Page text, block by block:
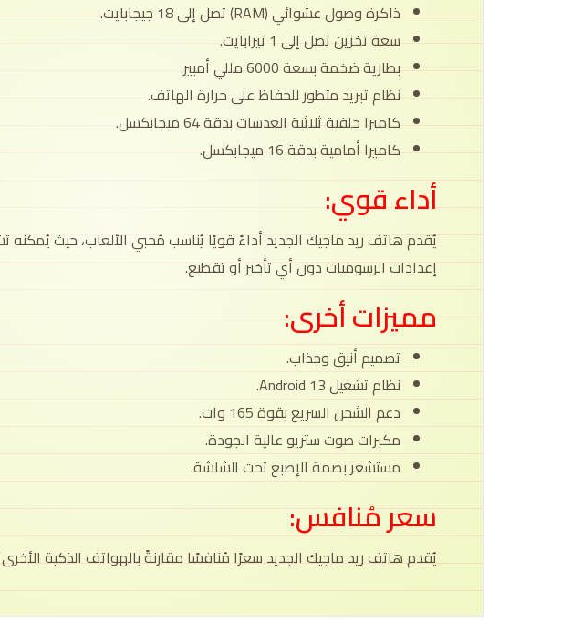
ذاكرة وصول عشوائي (RAM) تصل إلى 18 جيجابايت.
سعة تخزين تصل إلى 1 تيرابايت.
بطارية ضخمة بسعة 6000 مللي أمبير.
نظام تبريد متطور للحفاظ على حرارة الهاتف.
كاميرا خلفية ثلاثية العدسات بدقة 64 ميجابكسل.
كاميرا أمامية بدقة 16 ميجابكسل.
أداء قوي:
يُقدم هاتف ريد ماجيك الجديد أداءً قويًا يُناسب مُحبي الألعاب، حيث يُمكنه
إعدادات الرسوميات دون أي تأخير أو تقطيع.
مميزات أخرى:
تصميم أنيق وجذاب.
نظام تشغيل Android 13.
دعم الشحن السريع بقوة 165 وات.
مكبرات صوت ستريو عالية الجودة.
مستشعر بصمة الإصبع تحت الشاشة.
سعر مُنافس:
يُقدم هاتف ريد ماجيك الجديد سعرًا مُنافسًا مقارنةً بالهواتف الذكية